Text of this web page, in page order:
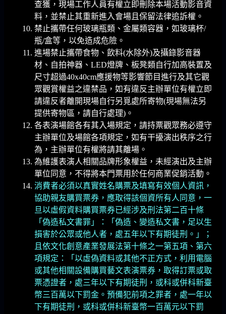
查獲，現場工作人員有權立即刪除本場活動影音資
料，並禁止其重新進入會場且保留法律追訴權。
禁止攜帶任何玻璃瓶類、金屬類容器，如玻璃杯/
瓶/盒等，以免造成危險。
進場禁止攜帶食物、飲料(水除外)及攝錄影音器
材、自拍神器、LED燈牌、板凳類自行加高裝置及
尺寸超過40x40cm應援物等影響節目進行及其它觀
眾觀賞權益之違禁品，如有違反主辦單位有權立即
請違反者離開現場自行另覓處所寄物(現場無法另
提供寄物區，請自行處理)。
各表演場館各有其入場規定，請持票觀眾務必遵守
主辦單位及場館各項規定，如有干擾演出秩序之行
為，主辦單位有權將請其離場。
為維護表演人相關品牌形象權益，未經演出及主辦
單位同意，不得將本門票用於任何商業促銷活動。
消費者必須以真實姓名購票及填寫有效個人資訊，
協助親友購買票券，應取得該個資所有人同意，一
旦以虛假資料購買票券已經涉及刑法第二百十條
「偽造私文書罪」：「偽造、變造私文書，足以生
損害於公眾或他人者，處五年以下有期徒刑。」；
且依文化創意產業發展法第十條之一第五項、第六
項規定：「以虛偽資料或其他不正方式，利用電腦
或其他相關設備購買藝文表演票券，取得訂票或取
票憑證者，處三年以下有期徒刑，或科或併科新臺
幣三百萬以下罰金。預備犯前項之罪者，處一年以
下有期徒刑，或科或併科新臺幣一百萬元以下罰